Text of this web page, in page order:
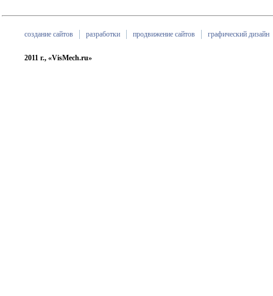
создание сайтов разработки продвижение сайтов графический дизайн
2011 г., «VisMech.ru»